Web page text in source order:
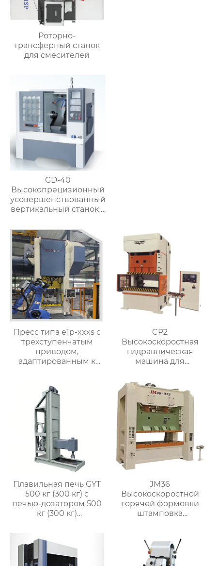
Роторно-
трансферный станок
для смесителей
GD-40
Высокопрецизионный
усовершенствованный
вертикальный станок с
Пресс типа e1p-xxxs с
трехступенчатым
приводом,
адаптированным к
процесса
CP2
Высокоскоростная
гидравлическая
машина для
Плавильная печь GYT
500 кг (300 кг) с
печью-дозатором 500
кг (300 кг)
JM36
Высокоскоростной
горячей формовки
штамповка
для производства
латунных клапанов